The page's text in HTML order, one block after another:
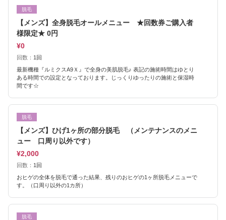
脱毛
【メンズ】全身脱毛オールメニュー ★回数券ご購入者
様限定★ 0円
¥0
回数： 1回
最新機種『ルミクスA9Ｘ』で全身の美肌脱毛♪ 表記の施術時間はゆとり
ある時間での設定となっております。じっくりゆったりの施術と保湿時
間です☆
脱毛
【メンズ】ひげ1ヶ所の部分脱毛 （メンテナンスのメニ
ュー 口周り以外です）
¥2,000
回数： 1回
おヒゲの全体を脱毛で通った結果、残りのおヒゲの1ヶ所脱毛メニューで
す。（口周り以外の1カ所）
脱毛